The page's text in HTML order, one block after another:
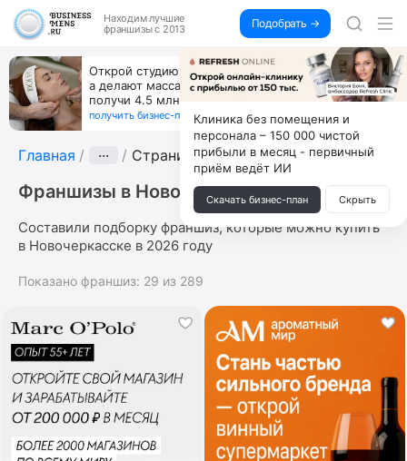
Находим лучшие
франшизы с 2013
Подобрать →
Открой студию, где не колют и не режут,
а делают массаж лица руками и в первый же год
получи 4.5 млн
получить бизнес-план ↓
Главная ··· Страница 3
Франшизы в Новочеркасске
Составили подборку франшиз, которые можно купить
в Новочеркасске в 2026 году
Показано франшиз: 29 из 289
Клиника без помещения и
персонала – 150 000 чистой
прибыли в месяц - первичный
приём ведёт ИИ
Скачать бизнес-план Скрыть